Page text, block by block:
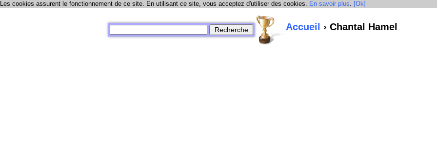
Les cookies assurent le fonctionnement de ce site. En utilisant ce site, vous acceptez d'utiliser des cookies. En savoir plus. [Ok]
Accueil › Chantal Hamel